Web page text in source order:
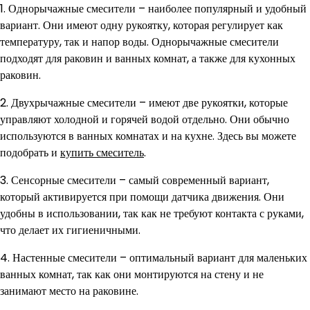
1. Однорычажные смесители – наиболее популярный и удобный
вариант. Они имеют одну рукоятку, которая регулирует как
температуру, так и напор воды. Однорычажные смесители
подходят для раковин и ванных комнат, а также для кухонных
раковин.
2. Двухрычажные смесители – имеют две рукоятки, которые
управляют холодной и горячей водой отдельно. Они обычно
используются в ванных комнатах и на кухне. Здесь вы можете
подобрать и купить смеситель.
3. Сенсорные смесители – самый современный вариант,
который активируется при помощи датчика движения. Они
удобны в использовании, так как не требуют контакта с руками,
что делает их гигиеничными.
4. Настенные смесители – оптимальный вариант для маленьких
ванных комнат, так как они монтируются на стену и не
занимают место на раковине.